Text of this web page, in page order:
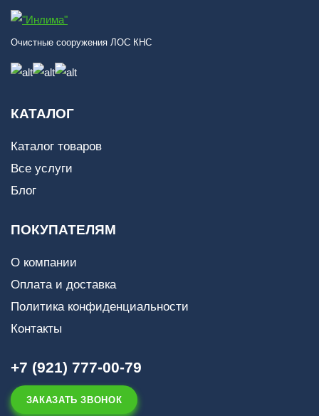
Очистные сооружения ЛОС КНС
КАТАЛОГ
Каталог товаров
Все услуги
Блог
ПОКУПАТЕЛЯМ
О компании
Оплата и доставка
Политика конфиденциальности
Контакты
+7 (921) 777-00-79
ЗАКАЗАТЬ ЗВОНОК